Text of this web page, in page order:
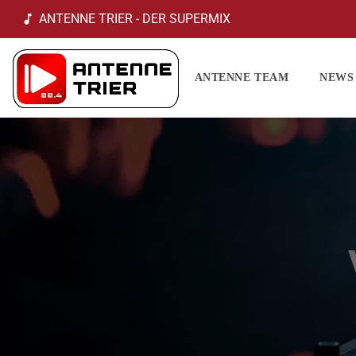
music_note ANTENNE TRIER - DER SUPERMIX
ANTENNE TEAM NEWS